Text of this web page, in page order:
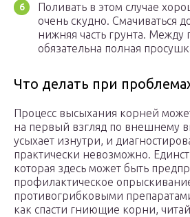
Поливать в этом случае
очень скудно. Смачиваться
нижняя часть грунта. Между
обязательна полная
Что делать при
Процесс высыхания корней
на первый взгляд по внешнему
усыхает изнутри, и
практически невозможно.
которая здесь может быть
профилактическое
противогрибковыми
как спасти гниющие корни,